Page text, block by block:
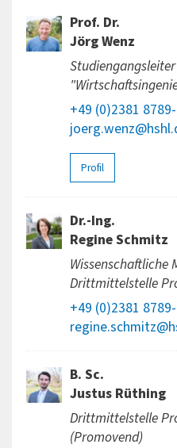
Prof. Dr.
Jörg Wenz
Studiengangsleiter
+49 (0)2381
Profil
Dr.-Ing.
Regine Schmitz
Wissenschaftliche
Drittmittelstelle
+49 (0)2381
B. Sc.
Justus Rüthing
Drittmittelstelle
(Promovend)